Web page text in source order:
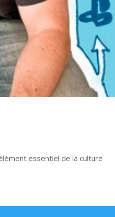
essentiel de la culture